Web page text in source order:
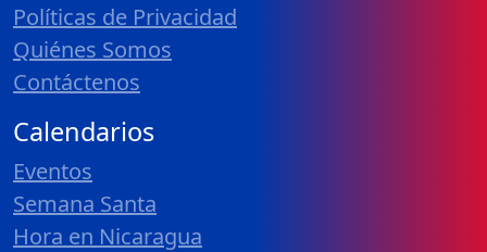
Políticas de Privacidad
Quiénes Somos
Contáctenos
Calendarios
Eventos
Semana Santa
Hora en Nicaragua